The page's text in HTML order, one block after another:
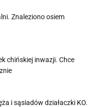
Znaleziono osiem
chińskiej inwazji. Chce
i sąsiadów działaczki KO.